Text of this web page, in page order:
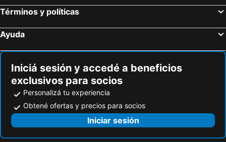
Fortaleza Hohensalzburg
Blejski Vintgar
Messestadt-West Metro Station
Universidad Técnica de Munich
Watzmannhaus
Lechfall
Parque Olímpico de Múnich
Madonna di Loreto
IBU World Cup Biathlon
Rastkapelle Jesu Christi
theater ... und so fort
Términos y políticas
Ayuda
Iniciá sesión y accedé a beneficios
exclusivos para socios
Personalizá tu experiencia
Obtené ofertas y precios para socios
Iniciar sesión